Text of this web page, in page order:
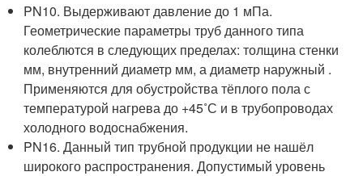
PN10. Выдерживают давление до 1 мПа.
Геометрические параметры труб данного типа
колеблются в следующих пределах: толщина стенки
мм, внутренний диаметр мм, а диаметр наружный .
Применяются для обустройства тёплого пола с
температурой нагрева до +45˚С и в трубопроводах
холодного водоснабжения.
PN16. Данный тип трубной продукции не нашёл
широкого распространения. Допустимый уровень